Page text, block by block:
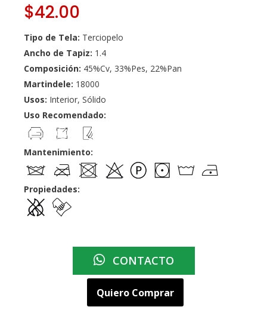
$42.00
Tipo de Tela: Terciopelo
Ancho de Tapiz: 1.4
Composición: 45%Cv, 33%Pes, 22%Pan
Martindele: 18000
Usos: Interior, Sólido
Uso Recomendado:
Mantenimiento:
Propiedades:
CONTACTO
Quiero Comprar